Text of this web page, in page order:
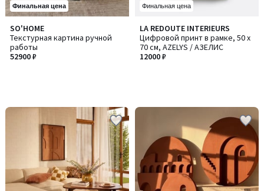
Финальная цена
SO'HOME
Текстурная картина ручной
работы
52900 ₽
Финальная цена
LA REDOUTE INTERIEURS
Цифровой принт в рамке, 50 x
70 см, AZELYS / АЗЕЛИС
12000 ₽